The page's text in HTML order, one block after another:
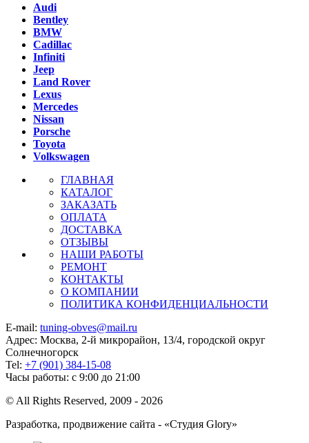
Audi
Bentley
BMW
Cadillac
Infiniti
Jeep
Land Rover
Lexus
Mercedes
Nissan
Porsche
Toyota
Volkswagen
ГЛАВНАЯ
КАТАЛОГ
ЗАКАЗАТЬ
ОПЛАТА
ДОСТАВКА
ОТЗЫВЫ
НАШИ РАБОТЫ
РЕМОНТ
КОНТАКТЫ
О КОМПАНИИ
ПОЛИТИКА КОНФИДЕНЦИАЛЬНОСТИ
E-mail: tuning-obves@mail.ru
Адрес: Москва, 2-й микрорайон, 13/4, городской округ
Солнечногорск
Tel: +7 (901) 384-15-08
Часы работы: с 9:00 до 21:00
© All Rights Reserved, 2009 - 2026
Разработка, продвижение сайта - «Студия Glory»